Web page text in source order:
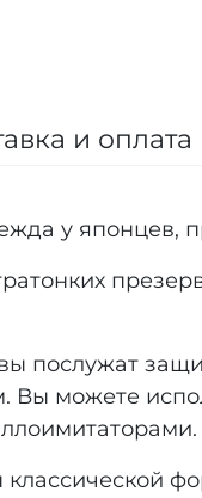
и оплата
у японцев,
послужат
можете